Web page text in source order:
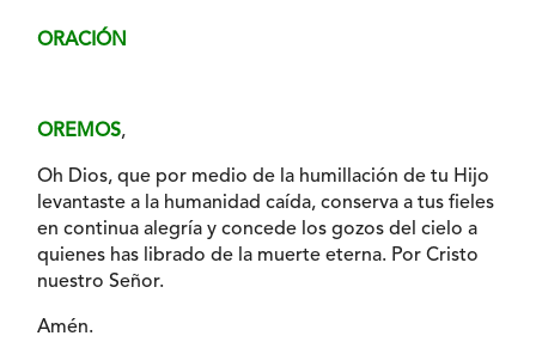
ORACIÓN
OREMOS,
Oh Dios, que por medio de la humillación de tu Hijo
levantaste a la humanidad caída, conserva a tus fieles
en continua alegría y concede los gozos del cielo a
quienes has librado de la muerte eterna. Por Cristo
nuestro Señor.
Amén.